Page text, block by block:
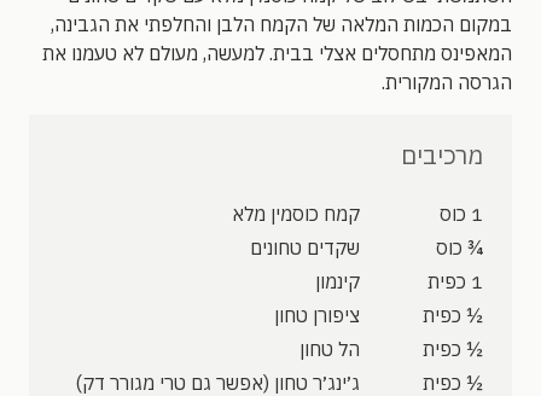
במקום הכמות המלאה של הקמח הלבן והחלפתי את הגבינה,
המאפינס מתחסלים אצלי בבית. למעשה, מעולם לא טעמנו את
הגרסה המקורית.
מרכיבים
1 כוס
קמח כוסמין מלא
¾ כוס
שקדים טחונים
1 כפית
קינמון
½ כפית
ציפורן טחון
½ כפית
הל טחון
½ כפית
ג׳ינג׳ר טחון (אפשר גם טרי מגורר דק)